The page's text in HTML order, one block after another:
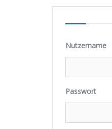
Nutzername
Passwort